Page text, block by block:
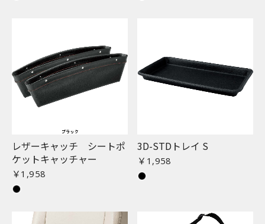
レザーキャッチ シートポ
ケットキャッチャー
￥1,958
3D-STDトレイ S
￥1,958